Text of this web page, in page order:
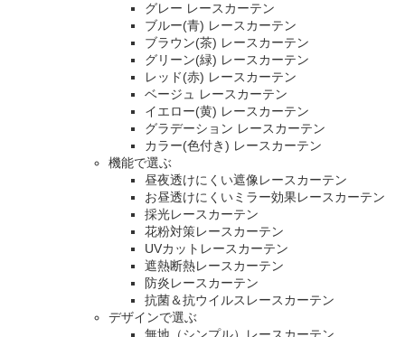
グレー レースカーテン
ブルー(青) レースカーテン
ブラウン(茶) レースカーテン
グリーン(緑) レースカーテン
レッド(赤) レースカーテン
ベージュ レースカーテン
イエロー(黄) レースカーテン
グラデーション レースカーテン
カラー(色付き) レースカーテン
機能で選ぶ
昼夜透けにくい遮像レースカーテン
お昼透けにくいミラー効果レースカーテン
採光レースカーテン
花粉対策レースカーテン
UVカットレースカーテン
遮熱断熱レースカーテン
防炎レースカーテン
抗菌＆抗ウイルスレースカーテン
デザインで選ぶ